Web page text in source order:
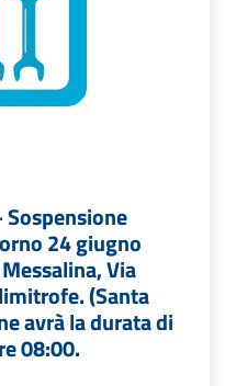
24 giugno
Via
(Santa
avrà la durata di
08:00.